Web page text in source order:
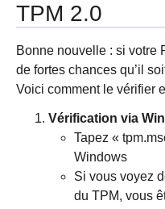
TPM 2.0
Bonne nouvelle : si votre
de fortes chances qu’il
Voici comment le vérifier
Vérification via
Tapez «
Windows
Si vous voyez
du TPM, vous